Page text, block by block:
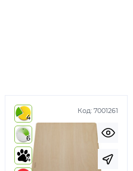
Код: 7001261
4
6
4